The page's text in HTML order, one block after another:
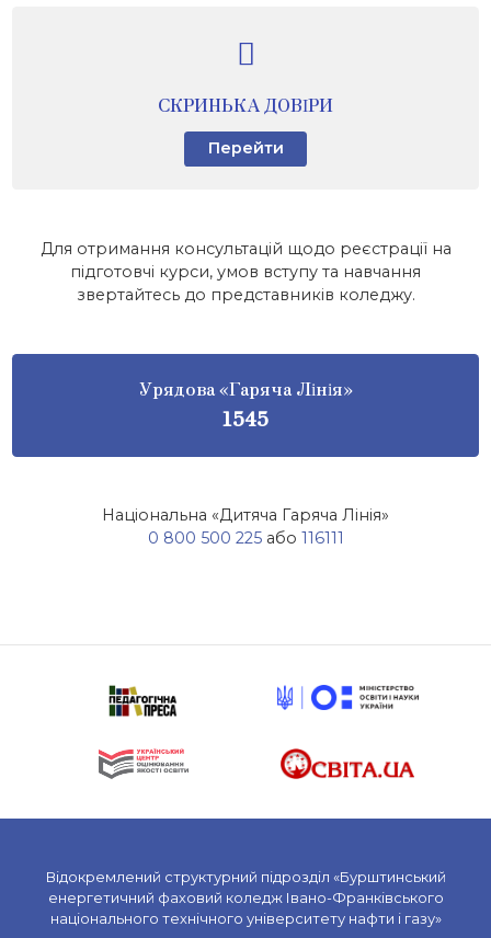
СКРИНЬКА ДОВІРИ
Перейти
Для отримання консультацій щодо реєстрації на
підготовчі курси, умов вступу та навчання
звертайтесь до представників коледжу.
Урядова «Гаряча Лінія»
1545
Національна «Дитяча Гаряча Лінія»
0 800 500 225або 116111
Відокремлений структурний підрозділ «Бурштинський
енергетичний фаховий коледж Івано-Франківського
національного технічного університету нафти і газу»